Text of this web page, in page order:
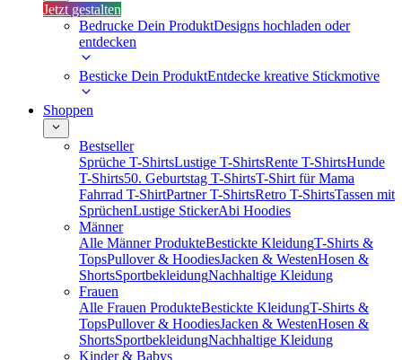
Jetzt gestalten
Bedrucke Dein ProduktDesigns hochladen oder
entdecken
Besticke Dein ProduktEntdecke kreative Stickmotive
Shoppen
Bestseller
Sprüche T-ShirtsLustige T-ShirtsRente T-ShirtsHunde
T-Shirts50. Geburtstag T-ShirtsT-Shirt für Mama
Fahrrad T-ShirtPartner T-ShirtsRetro T-ShirtsTassen mit
SprüchenLustige StickerAbi Hoodies
Männer
Alle Männer ProdukteBestickte KleidungT-Shirts &
TopsPullover & HoodiesJacken & WestenHosen &
ShortsSportbekleidungNachhaltige Kleidung
Frauen
Alle Frauen ProdukteBestickte KleidungT-Shirts &
TopsPullover & HoodiesJacken & WestenHosen &
ShortsSportbekleidungNachhaltige Kleidung
Kinder & Babys